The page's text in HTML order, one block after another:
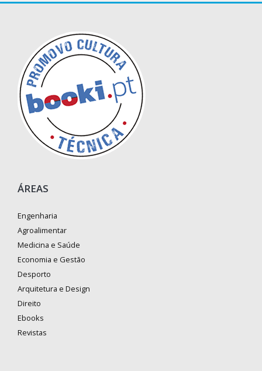
ÁREAS
Engenharia
Agroalimentar
Medicina e Saúde
Economia e Gestão
Desporto
Arquitetura e Design
Direito
Ebooks
Revistas